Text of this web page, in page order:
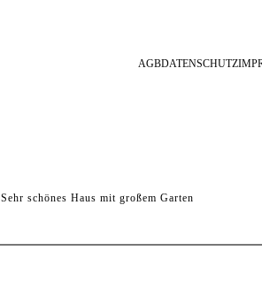
AGBDATENSCHUTZ
Sehr schönes Haus mit großem Garten